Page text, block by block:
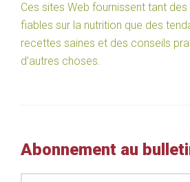
Ces sites Web fournissent tant
fiables sur la nutrition que des
recettes saines et des conseils
d’autres choses.
Abonnement au